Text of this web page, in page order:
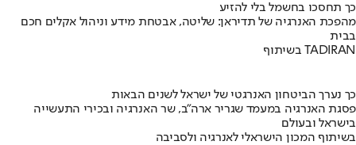
כך תחסכו בחשמל בלי להזיע
מהפכת האנרגיה של תדיראן: שליטה, אבטחת מידע וניהול אקלים חכם
בבית
בשיתוף TADIRAN
כך נערך הביטחון האנרגטי של ישראל לשנים הבאות
פסגת האנרגיה במעמד שגריר ארה"ב, שר האנרגיה ובכירי התעשייה
בישראל ובעולם
בשיתוף המכון הישראלי לאנרגיה ולסביבה